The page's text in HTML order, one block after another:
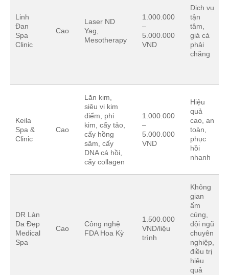
Linh
Đan
Spa
Clinic
Cao
Laser ND
Yag,
Mesotherapy
1.000.000
–
5.000.000
VND
Dịch vụ
tận
tâm,
giá cả
phải
chăng
Keila
Spa &
Clinic
Cao
Lăn kim,
siêu vi kim
điểm, phi
kim, cấy tảo,
cấy hồng
sâm, cấy
DNA cá hồi,
cấy collagen
1.000.000
–
5.000.000
VND
Hiệu
quả
cao, an
toàn,
phục
hồi
nhanh
DR Làn
Da Đẹp
Medical
Spa
Cao
Công nghệ
FDA Hoa Kỳ
1.500.000
VND/liệu
trình
Không
gian
ấm
cúng,
đội ngũ
chuyên
nghiệp,
điều trị
hiệu
quả